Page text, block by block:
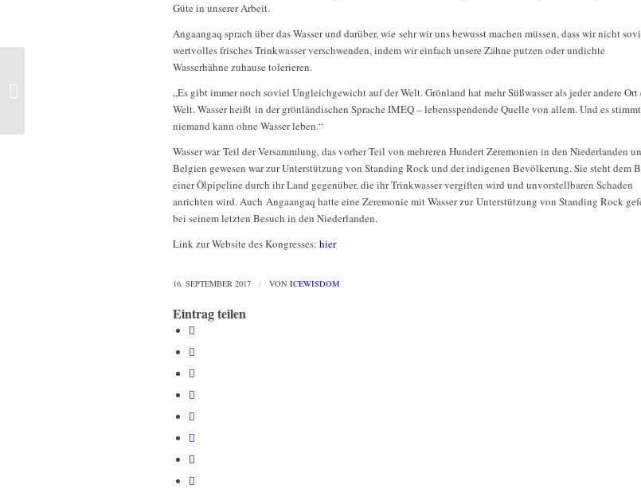
Güte in unserer Arbeit.
Angaangaq sprach über das Wasser und darüber, wie sehr wir uns bewusst machen müssen, dass wir nicht
wertvolles frisches Trinkwasser verschwenden, indem wir einfach unsere Zähne putzen oder undichte
Wasserhähne zuhause tolerieren.
„Es gibt immer noch soviel Ungleichgewicht auf der Welt. Grönland hat mehr Süßwasser als jeder andere Ort
Welt. Wasser heißt in der grönländischen Sprache IMEQ – lebensspendende Quelle von allem. Und es
niemand kann ohne Wasser leben.“
Wasser war Teil der Versammlung, das vorher Teil von mehreren Hundert Zeremonien in den Niederlanden
Belgien gewesen war zur Unterstützung von Standing Rock und der indigenen Bevölkerung. Sie steht dem
einer Ölpipeline durch ihr Land gegenüber, die ihr Trinkwasser vergiften wird und unvorstellbaren Schaden
anrichten wird. Auch Angaangaq hatte eine Zeremonie mit Wasser zur Unterstützung von Standing Rock
bei seinem letzten Besuch in den Niederlanden.
Link zur Website des Kongresses: hier
16. SEPTEMBER 2017 / VON ICEWISDOM
Eintrag teilen
Angaangaq beim Kongress INTUITION
UND KREATIVITÄT in München, 13.